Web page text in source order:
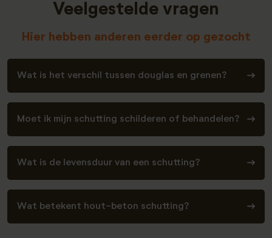
Veelgestelde vragen
Hier hebben anderen eerder op gezocht
Wat is het verschil tussen douglas en grenen?
Moet ik mijn schutting schilderen of behandelen?
Wat is de levensduur van een schutting?
Wat betekent hout-beton schutting?